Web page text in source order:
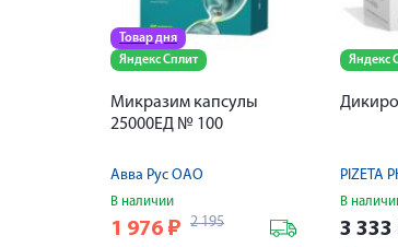
Товар дня
Яндекс Сплит
Микразим капсулы
25000ЕД № 100
Авва Рус ОАО
В наличии
1 976 ₽ 2 195
Яндекс
PIZETA
В
3 333